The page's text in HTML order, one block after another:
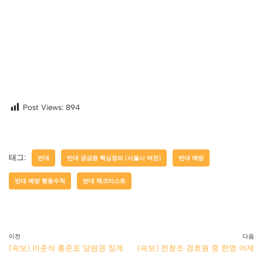
Post Views: 894
태그: 빈대 빈대 궁금증 핵심정리 (서울시 버전) 빈대 예방
빈대 예방 행동수칙 빈대 체크리스트
이전
(속보) 이준석 홍준표 당원권 징계
다음
(속보) 전청조 경호원 중 한명 어제